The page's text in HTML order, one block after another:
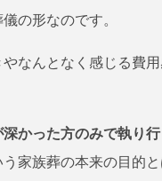
の形なのです。
なんとなく感じる費
深かった方のみで執り
う家族葬の本来の目的